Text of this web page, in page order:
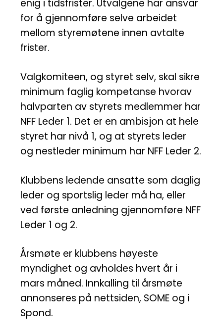
enig i tidsfrister. Utvalgene har ansvar
for å gjennomføre selve arbeidet
mellom styremøtene innen avtalte
frister.
Valgkomiteen, og styret selv, skal sikre
minimum faglig kompetanse hvorav
halvparten av styrets medlemmer har
NFF Leder 1. Det er en ambisjon at hele
styret har nivå 1, og at styrets leder
og nestleder minimum har NFF Leder 2.
Klubbens ledende ansatte som daglig
leder og sportslig leder må ha, eller
ved første anledning gjennomføre NFF
Leder 1 og 2.
Årsmøte er klubbens høyeste
myndighet og avholdes hvert år i
mars måned. Innkalling til årsmøte
annonseres på nettsiden, SOME og i
Spond.